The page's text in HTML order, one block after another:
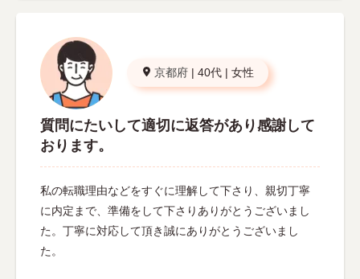
京都府 | 40代 | 女性
質問にたいして適切に返答があり感謝して
おります。
私の転職理由などをすぐに理解して下さり、親切丁寧
に内定まで、準備をして下さりありがとうございまし
た。丁寧に対応して頂き誠にありがとうございまし
た。